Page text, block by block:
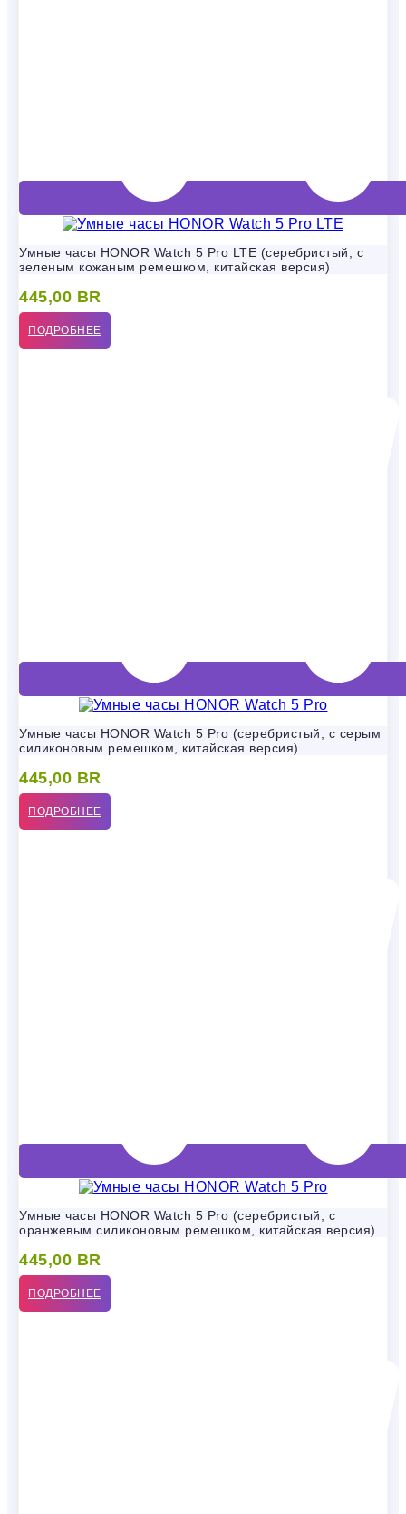
Умные часы HONOR Watch 5 Pro LTE (серебристый, с
зеленым кожаным ремешком, китайская версия)
445,00 BR
ПОДРОБНЕЕ
Умные часы HONOR Watch 5 Pro (серебристый, с серым
силиконовым ремешком, китайская версия)
445,00 BR
ПОДРОБНЕЕ
Умные часы HONOR Watch 5 Pro (серебристый, с
оранжевым силиконовым ремешком, китайская версия)
445,00 BR
ПОДРОБНЕЕ